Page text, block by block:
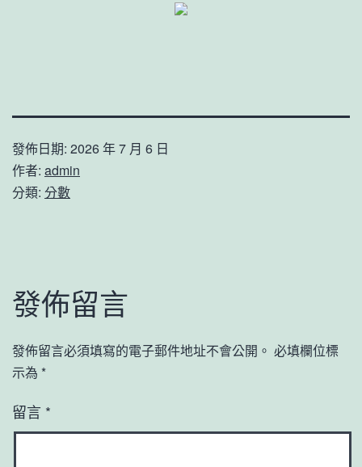
發佈日期: 2026 年 7 月 6 日
作者: admin
分類: 分數
發佈留言
發佈留言必須填寫的電子郵件地址不會公開。 必填欄位標
示為 *
留言 *